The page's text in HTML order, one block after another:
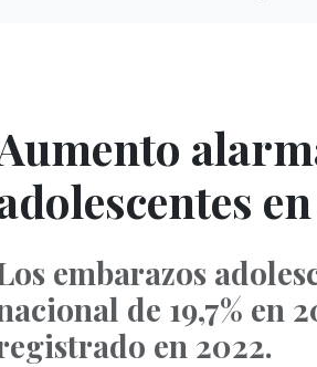
embarazos
de 19,7% en
en 2022.